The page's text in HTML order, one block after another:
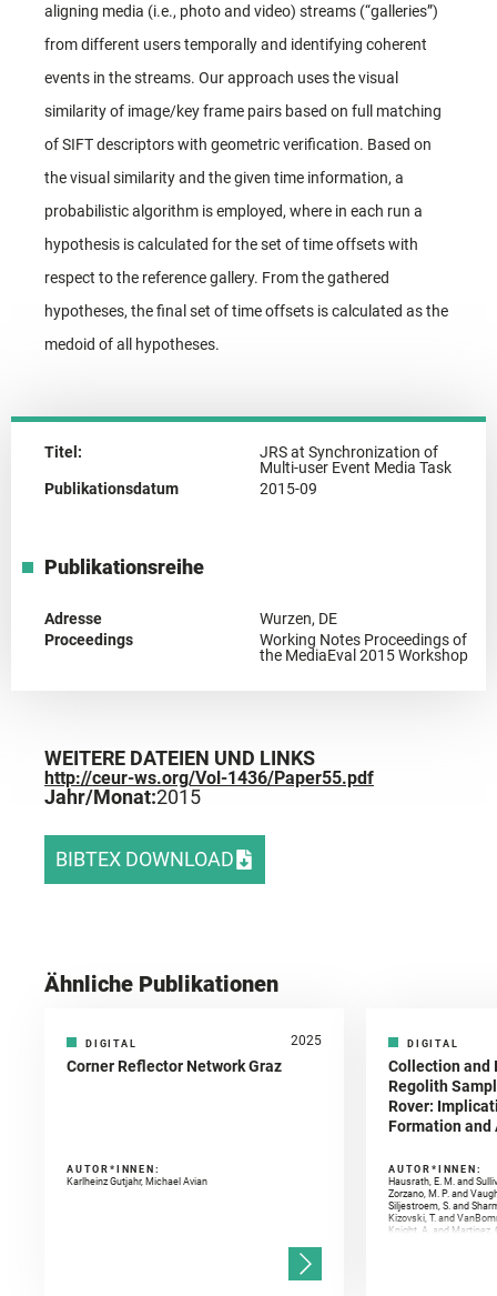
aligning media (i.e., photo and video) streams (“galleries”)
from different users temporally and identifying coherent
events in the streams. Our approach uses the visual
similarity of image/key frame pairs based on full matching
of SIFT descriptors with geometric verification. Based on
the visual similarity and the given time information, a
probabilistic algorithm is employed, where in each run a
hypothesis is calculated for the set of time offsets with
respect to the reference gallery. From the gathered
hypotheses, the final set of time offsets is calculated as the
medoid of all hypotheses.
Titel:
JRS at Synchronization of
Multi-user Event Media Task
Publikationsdatum
2015-09
Publikationsreihe
Adresse
Wurzen, DE
Proceedings
Working Notes Proceedings of
the MediaEval 2015 Workshop
WEITERE DATEIEN UND LINKS
http://ceur-ws.org/Vol-1436/Paper55.pdf
Jahr/Monat:2015
BIBTEX DOWNLOAD
Ähnliche Publikationen
DIGITAL 2025
Corner Reflector Network Graz
AUTOR*INNEN:
Karlheinz Gutjahr, Michael Avian
DIGITAL
Collection and
Regolith
Rover:
Formation
AUTOR*INNEN:
Hausrath, E. M. and
Zorzano, M. P. and
Siljestroem, S. and
Kizovski, T. and
Knight, A. and Martinez,